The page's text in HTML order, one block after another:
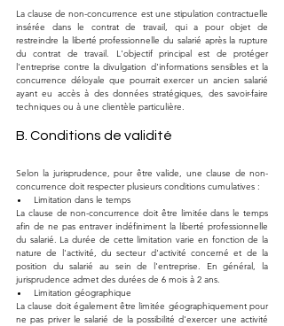
La clause de non-concurrence est une stipulation contractuelle
insérée dans le contrat de travail, qui a pour objet de
restreindre la liberté professionnelle du salarié après la rupture
du contrat de travail. L'objectif principal est de protéger
l'entreprise contre la divulgation d'informations sensibles et la
concurrence déloyale que pourrait exercer un ancien salarié
ayant eu accès à des données stratégiques, des savoir-faire
techniques ou à une clientèle particulière.
B. Conditions de validité
Selon la jurisprudence, pour être valide, une clause de non-
concurrence doit respecter plusieurs conditions cumulatives :
Limitation dans le temps
La clause de non-concurrence doit être limitée dans le temps
afin de ne pas entraver indéfiniment la liberté professionnelle
du salarié. La durée de cette limitation varie en fonction de la
nature de l'activité, du secteur d'activité concerné et de la
position du salarié au sein de l'entreprise. En général, la
jurisprudence admet des durées de 6 mois à 2 ans.
Limitation géographique
La clause doit également être limitée géographiquement pour
ne pas priver le salarié de la possibilité d'exercer une activité